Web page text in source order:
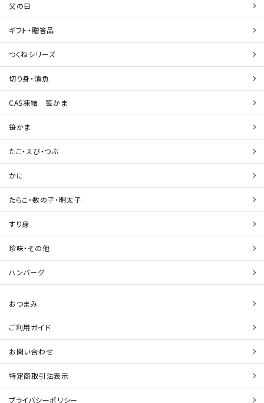
父の日
ギフト・贈答品
つくねシリーズ
切り身・漬魚
CAS凍結 笹かま
笹かま
たこ・えび・つぶ
かに
たらこ・数の子・明太子
すり身
珍味・その他
ハンバーグ
おつまみ
ご利用ガイド
お問い合わせ
特定商取引法表示
プライバシーポリシー